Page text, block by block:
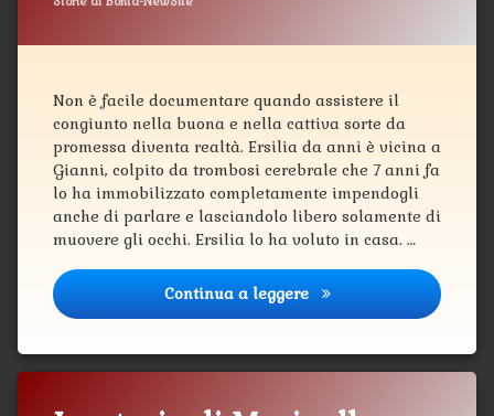
Non è facile documentare quando assistere il
congiunto nella buona e nella cattiva sorte da
promessa diventa realtà. Ersilia da anni è vicina a
Gianni, colpito da trombosi cerebrale che 7 anni fa
lo ha immobilizzato completamente impendogli
anche di parlare e lasciandolo libero solamente di
muovere gli occhi. Ersilia lo ha voluto in casa. …
Continua a leggere La Storia di Ersilia e